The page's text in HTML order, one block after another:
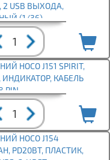
2 USB ВЫХОДА,
(1/36)
HOCO J151 SPIRIT,
ИНДИКАТОР, КАБЕЛЬ
PIN
HOCO J154
PD20ВТ, ПЛАСТИК,